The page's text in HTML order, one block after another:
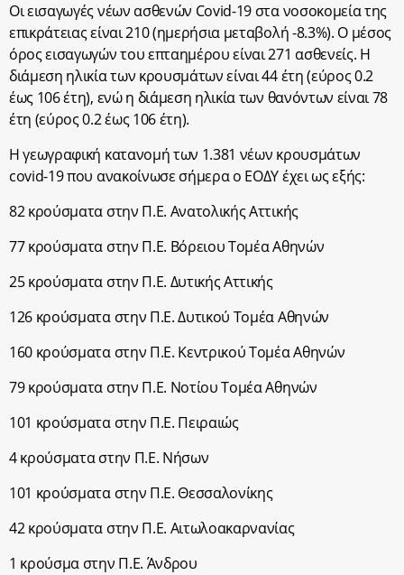
Οι εισαγωγές νέων ασθενών Covid-19 στα νοσοκομεία της
επικράτειας είναι 210 (ημερήσια μεταβολή -8.3%). Ο μέσος
όρος εισαγωγών του επταημέρου είναι 271 ασθενείς. Η
διάμεση ηλικία των κρουσμάτων είναι 44 έτη (εύρος 0.2
έως 106 έτη), ενώ η διάμεση ηλικία των θανόντων είναι 78
έτη (εύρος 0.2 έως 106 έτη).
Η γεωγραφική κατανομή των 1.381 νέων κρουσμάτων
covid-19 που ανακοίνωσε σήμερα ο ΕΟΔΥ έχει ως εξής:
82 κρούσματα στην Π.Ε. Ανατολικής Αττικής
77 κρούσματα στην Π.Ε. Βόρειου Τομέα Αθηνών
25 κρούσματα στην Π.Ε. Δυτικής Αττικής
126 κρούσματα στην Π.Ε. Δυτικού Τομέα Αθηνών
160 κρούσματα στην Π.Ε. Κεντρικού Τομέα Αθηνών
79 κρούσματα στην Π.Ε. Νοτίου Τομέα Αθηνών
101 κρούσματα στην Π.Ε. Πειραιώς
4 κρούσματα στην Π.Ε. Νήσων
101 κρούσματα στην Π.Ε. Θεσσαλονίκης
42 κρούσματα στην Π.Ε. Αιτωλοακαρνανίας
1 κρούσμα στην Π.Ε. Άνδρου